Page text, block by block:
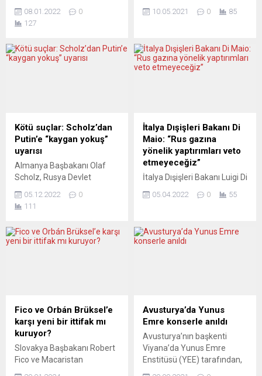
sonucunun pozitif çıktığı
bildirildi. Başbakanlıktan
Başbakan’ın tatil dönüşü
yaptırdığı testin negatif
Nehammer’in düzenli olarak
test yaptırdığı, dünkü testin
sonucunun pozitif çıkması
üzerine, iki test daha
yaptırdığı ve...
08.01.2022
0
127
Vaka sayıları, hastane yatış
kapan da kapmayan da
“depresyon ve bunalım”
“kapanmalardan” dolayı
bunalım, depresyon,
davranış bozukluğu,
anksiyete gibi sorunlarla
karşı karşıya...
10.05.2021 0 85
Kötü suçlar: Scholz’dan
Putin’e “kaygan yokuş”
uyarısı
Almanya Başbakanı Olaf
Scholz, Rusya Devlet
“kendi ülkesini feci şekilde
kaygan yokuşa soktuğu”
Başbakan Scholz, Marion
Dönhoff Uluslararası Anlayış
konuşmada, “Putin
Ukrayna’ya karşı en kötü
suçların emrini veriyor ve
aynı zamanda kendi ülkesini
feci...
05.12.2022
0
111
İtalya Dışişleri Bakanı Di
Maio: “Rus gazına
yönelik yaptırımları veto
etmeyeceğiz”
İtalya Dışişleri Bakanı Luigi Di
kentindeki sivil ölümlerinin
İtalya’nın bunu veto
bulunan Di Maio, burada
Hırvat mevkidaşı Gordan
mevkidaşı Anze Logar...
05.04.2022 0 55
Fico ve Orbán Brüksel’e
karşı yeni bir ittifak mı
kuruyor?
Slovakya Başbakanı Robert
Fico ve Macaristan
Avusturya’da Yunus
Emre konserle anıldı
Avusturya’nın başkenti
Viyana’da Yunus Emre
Enstitüsü (YEE) tarafından,